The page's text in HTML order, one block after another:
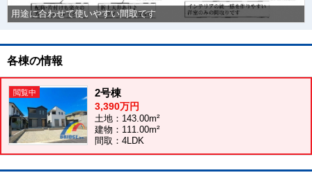
用途に合わせて使いやすい間取です
各棟の情報
2号棟
3,390万円
土地：143.00m²
建物：111.00m²
間取：4LDK